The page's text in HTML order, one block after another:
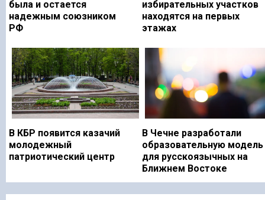
была и остается
надежным союзником
РФ
избирательных участков
находятся на первых
этажах
В КБР появится казачий
молодежный
патриотический центр
В Чечне разработали
образовательную модель
для русскоязычных на
Ближнем Востоке